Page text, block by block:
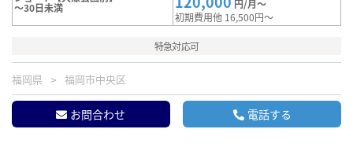
～30日未満
円/月～
初期費用他 16,500円～
特急対応可
福岡県 福岡市中央区
お問合わせ 電話する